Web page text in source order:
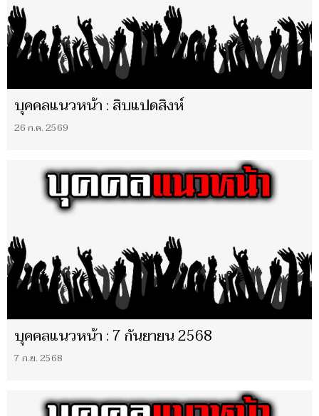
บุคคลแนวหน้า : สิบแปดสิงห์
26 ก.ค. 2569
บุคคลแนวหน้า : 7 กันยายน 2568
7 ก.ย. 2568